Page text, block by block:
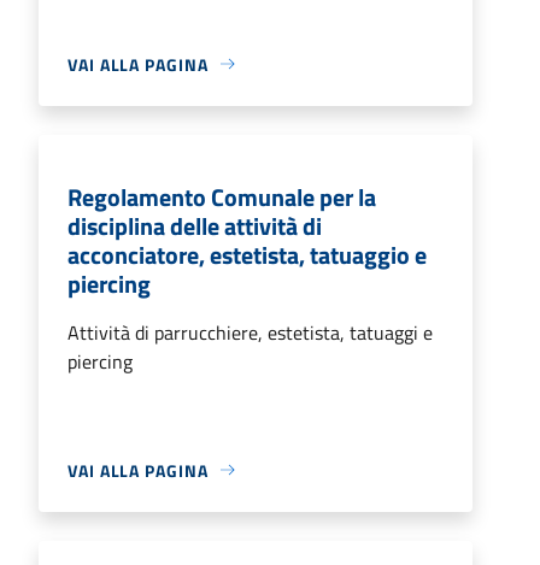
VAI ALLA PAGINA
Regolamento Comunale per la
disciplina delle attività di
acconciatore, estetista, tatuaggio e
piercing
Attività di parrucchiere, estetista, tatuaggi e
piercing
VAI ALLA PAGINA